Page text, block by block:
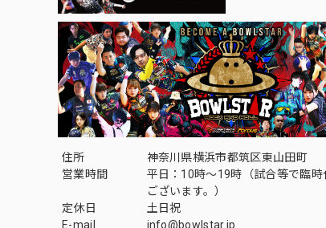
住所
神奈川県横浜市都筑区東山田町
営業時間
平日：10時～19時（試合等で臨
ございます。）
定休日
土日祝
E-mail
info@bowlstar.jp